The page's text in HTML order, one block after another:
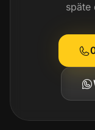
späte